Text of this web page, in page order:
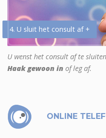
4. U sluit het consult af +
U wenst het consult af te
Haak gewoon in of leg af.
ONLINE